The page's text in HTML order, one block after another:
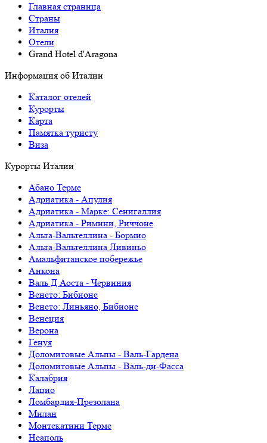
Главная страница
Cтраны
Италия
Отели
Grand Hotel d'Aragona
Информация об Италии
Каталог отелей
Курорты
Карта
Памятка туристу
Виза
Курорты Италии
Абано Терме
Адриатика - Апулия
Адриатика - Марке: Сенигаллия
Адриатика - Римини, Риччоне
Альта-Вальтеллина - Бормио
Альта-Вальтеллина Ливиньо
Амальфитанское побережье
Анкона
Валь Д Аоста - Червиния
Венето: Бибионе
Венето: Линьяно, Бибионе
Венеция
Верона
Генуя
Доломитовые Альпы - Валь-Гардена
Доломитовые Альпы - Валь-ди-Фасса
Калабрия
Лацио
Ломбардия-Презолана
Милан
Монтекатини Терме
Неаполь